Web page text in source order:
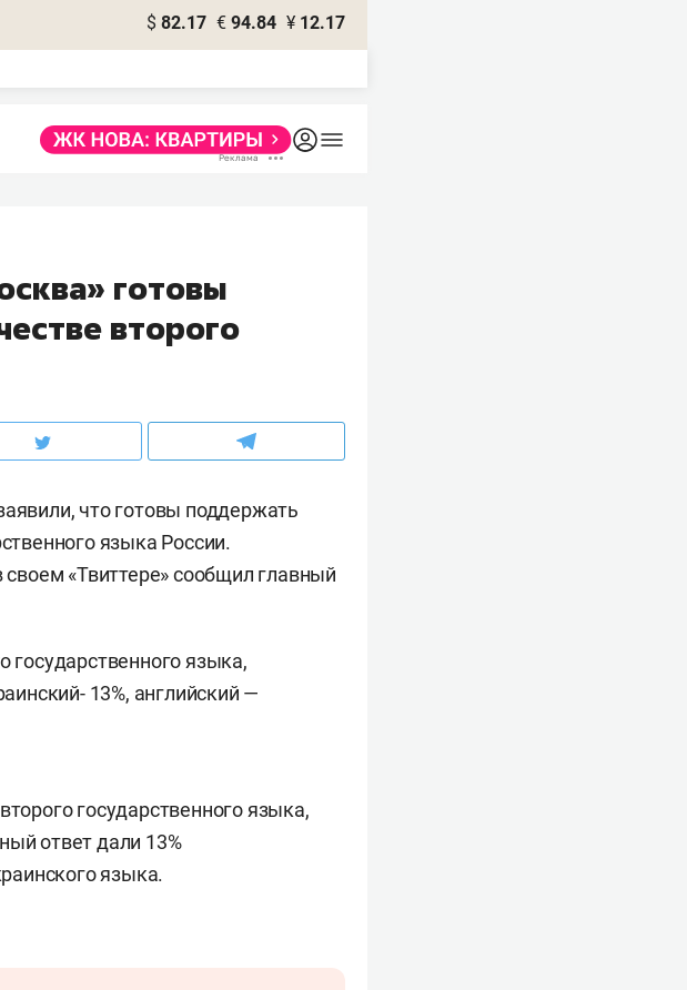
$ 82.17 € 94.84 ¥ 12.17
готовы
второго
что готовы поддержать
языка России.
своем «Твиттере» сообщил главный
языка,
13%, английский —
государственного языка,
ответ дали 13%
языка.